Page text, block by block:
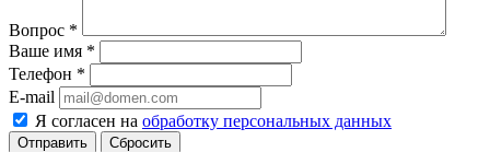
Вопрос *
Ваше имя *
Телефон *
E-mail
Я согласен на обработку персональных данных
Сбросить